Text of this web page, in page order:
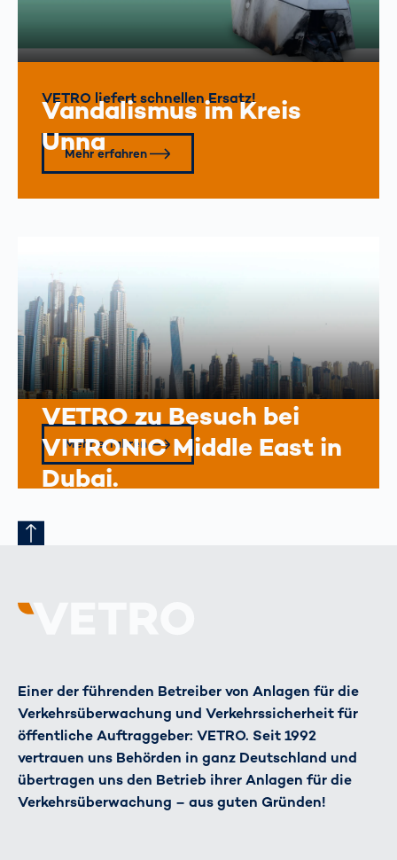
Vandalismus im Kreis
Unna
VETRO liefert schnellen Ersatz!
Mehr erfahren
VETRO zu Besuch bei
VITRONIC Middle East in
Dubai.
Mehr erfahren
Einer der führenden Betreiber von Anlagen für die
Verkehrsüberwachung und Verkehrssicherheit für
öffentliche Auftraggeber: VETRO. Seit 1992
vertrauen uns Behörden in ganz Deutschland und
übertragen uns den Betrieb ihrer Anlagen für die
Verkehrsüberwachung – aus guten Gründen!